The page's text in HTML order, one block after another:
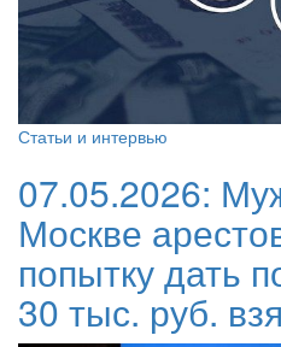
Статьи и интервью
07.05.2026:
Москве
попытку дать
30 тыс. руб.